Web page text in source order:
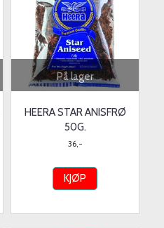
På lager
HEERA STAR ANISFRØ
50G.
36,-
KJØP